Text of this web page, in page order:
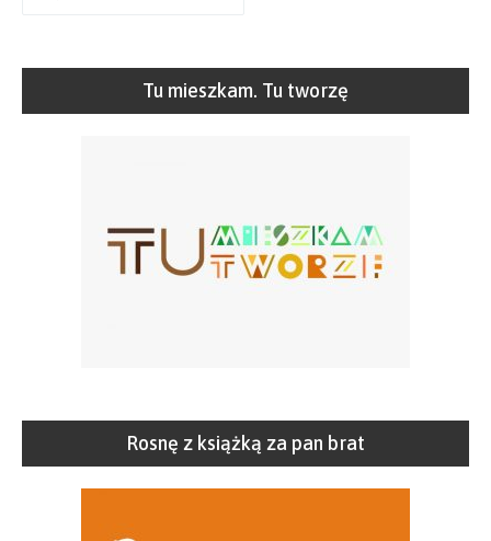
Tu mieszkam. Tu tworzę
Rosnę z książką za pan brat